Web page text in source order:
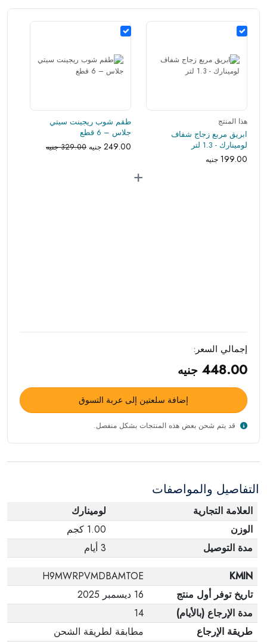
هذا المنتج
ابريق مربع زجاج شفاف
لومينارك - 1.3 لتر
199.00 جنيه
+
طقم شوب ريجينت سيتي
جلاس – 6 قطع
249.00 جنيه 329.00 جنيه
إجمالي السعر:
448.00 جنيه
إضافة سلعتين إلى عربة التسوق
قد يتم شحن بعض هذه المنتجات بشكل منفصل.
التفاصيل والمواصفات
العلامة التجارية
لومينارك
الوزن
1.00 كجم
مدة التوصيل
3 أيام
KMIN
H9MWRPVMDBAMTOE
تاريخ توفر أول منتج
16 ديسمبر 2025
مدة الإرجاع (بالأيام)
14
طريقة الإرجاع
مطابقة لطريقة الشحن